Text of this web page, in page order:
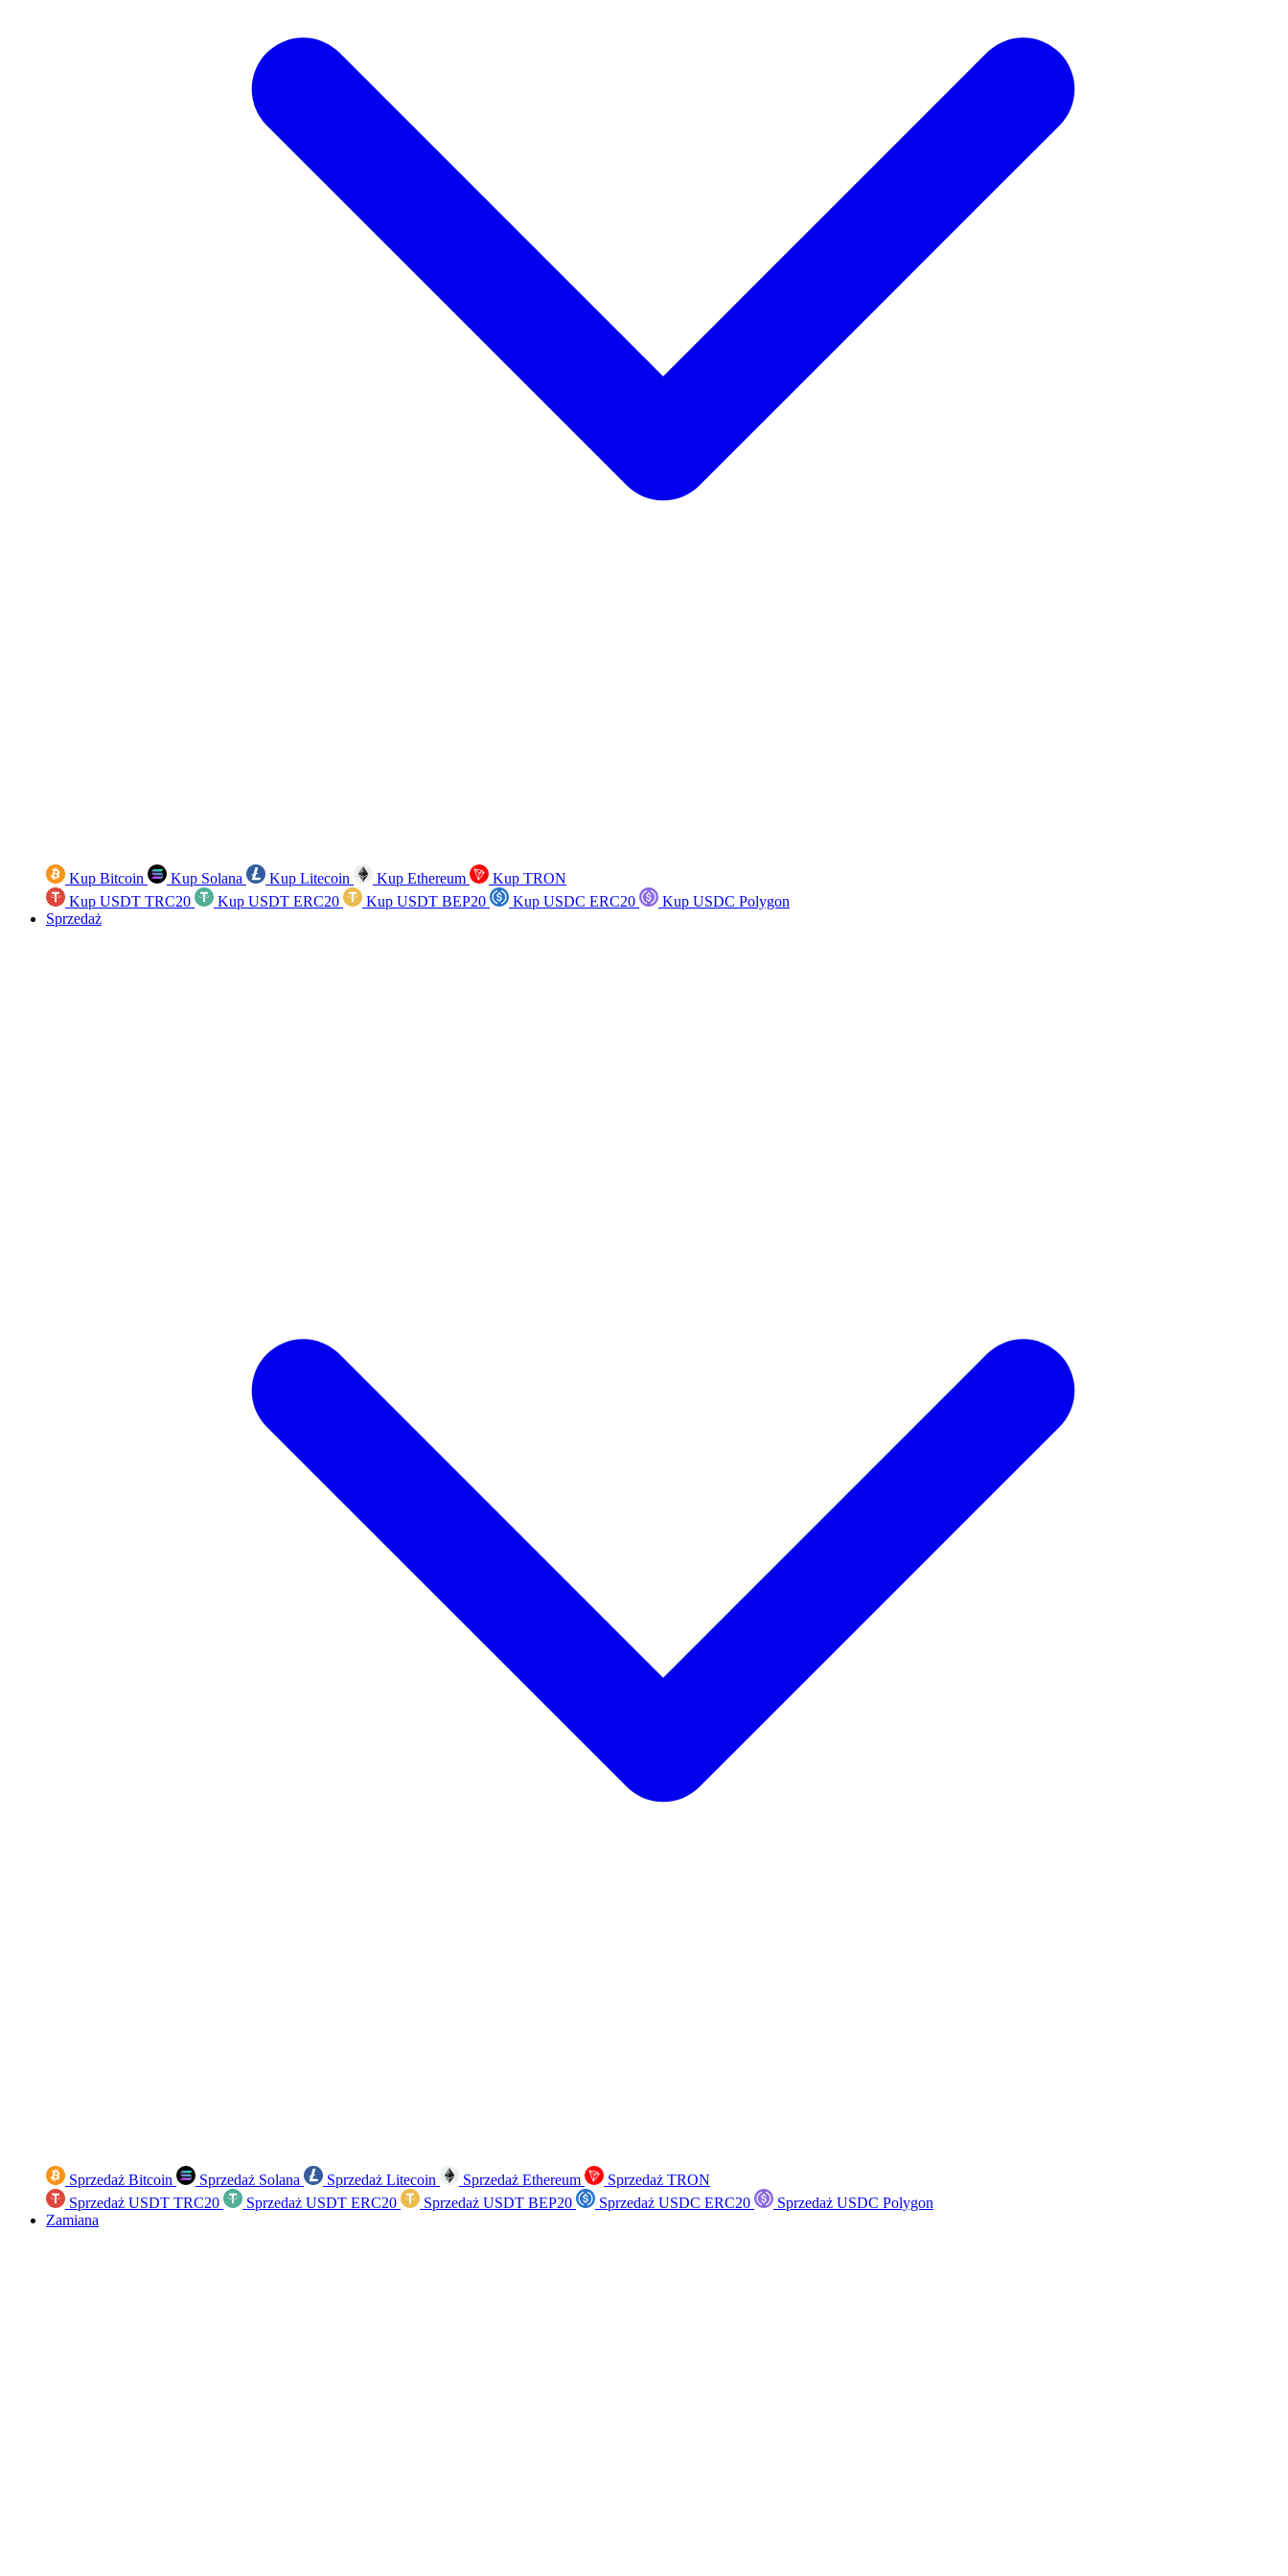
Kup Bitcoin Kup Solana Kup Litecoin Kup Ethereum
Kup TRON
Kup USDT TRC20
Kup USDT ERC20 Kup USDT BEP20 Kup USDC ERC20
Kup USDC Polygon
Sprzedaż
Sprzedaż Bitcoin Sprzedaż Solana Sprzedaż Litecoin Sprzedaż Ethereum
Sprzedaż TRON
Sprzedaż USDT TRC20
Sprzedaż USDT ERC20 Sprzedaż USDT BEP20 Sprzedaż USDC ERC20
Sprzedaż USDC Polygon
Zamiana